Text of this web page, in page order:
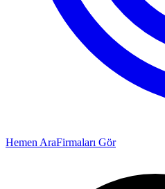
Hemen AraFirmaları Gör